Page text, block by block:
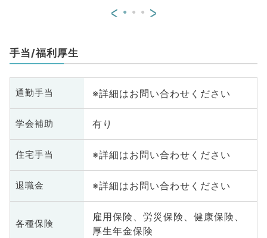
< >
手当/福利厚生
通勤手当 ※詳細はお問い合わせください
学会補助 有り
住宅手当 ※詳細はお問い合わせください
退職金 ※詳細はお問い合わせください
各種保険
雇用保険、労災保険、健康保険、
厚生年金保険